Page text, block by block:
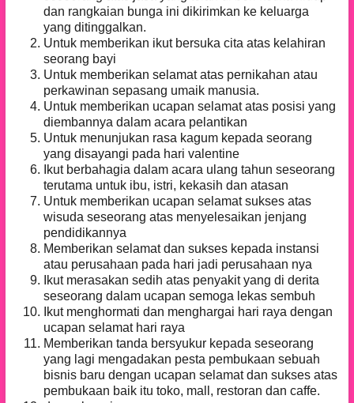
dan rangkaian bunga ini dikirimkan ke keluarga
yang ditinggalkan.
Untuk memberikan ikut bersuka cita atas kelahiran
seorang bayi
Untuk memberikan selamat atas pernikahan atau
perkawinan sepasang umaik manusia.
Untuk memberikan ucapan selamat atas posisi yang
diembannya dalam acara pelantikan
Untuk menunjukan rasa kagum kepada seorang
yang disayangi pada hari valentine
Ikut berbahagia dalam acara ulang tahun seseorang
terutama untuk ibu, istri, kekasih dan atasan
Untuk memberikan ucapan selamat sukses atas
wisuda seseorang atas menyelesaikan jenjang
pendidikannya
Memberikan selamat dan sukses kepada instansi
atau perusahaan pada hari jadi perusahaan nya
Ikut merasakan sedih atas penyakit yang di derita
seseorang dalam ucapan semoga lekas sembuh
Ikut menghormati dan menghargai hari raya dengan
ucapan selamat hari raya
Memberikan tanda bersyukur kepada seseorang
yang lagi mengadakan pesta pembukaan sebuah
bisnis baru dengan ucapan selamat dan sukses atas
pembukaan baik itu toko, mall, restoran dan caffe.